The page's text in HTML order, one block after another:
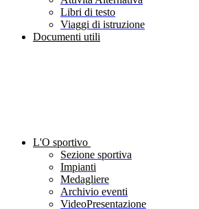
Libri di testo
Viaggi di istruzione
Documenti utili
L'O sportivo
Sezione sportiva
Impianti
Medagliere
Archivio eventi
VideoPresentazione